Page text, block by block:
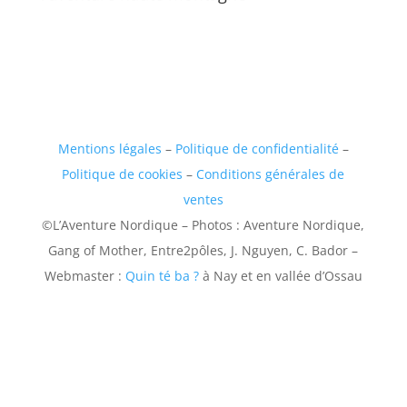
Mentions légales – Politique de confidentialité–
Politique de cookies – Conditions générales de
ventes
©L’Aventure Nordique – Photos : Aventure Nordique,
Gang of Mother, Entre2pôles, J. Nguyen, C. Bador –
Webmaster : Quin té ba ?à Nay et en vallée d’Ossau